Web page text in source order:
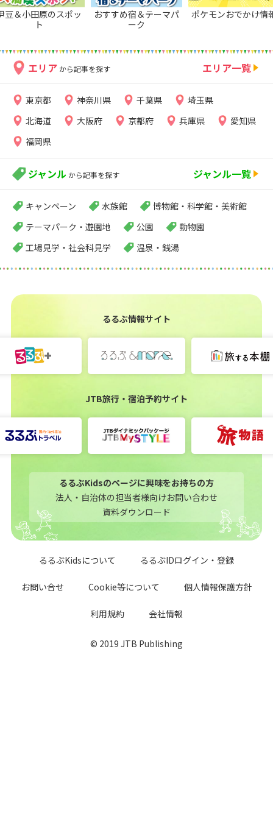
豆＆小田原のスポッ
ト
おすすめ宿＆テーマパ
ーク
ポケモンおでかけ情
エリア から記事を探す エリア一覧
東京都 神奈川県 千葉県
埼玉県
北海道
大阪府 京都府 兵庫県
愛知県
福岡県
ジャンル から記事を探す ジャンル一覧
キャンペーン 水族館
博物館・科学館・美術館
テーマパーク・遊園地
公園
動物園
工場見学・社会科見学
温泉・銭湯
るるぶ情報サイト
JTB旅行・宿泊予約サイト
るるぶKidsのページに興味をお持ちの方
法人・自治体の担当者様向けお問い合わせ
資料ダウンロード
るるぶKidsについて るるぶIDログイン・登録
お問い合せ Cookie等について 個人情報保護方針
利用規約 会社情報
© 2019 JTB Publishing